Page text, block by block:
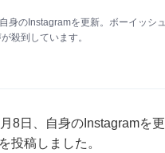
身のInstagramを更新。ボーイッシ
殺到しています。
8日、自身のInstagramを
投稿しました。